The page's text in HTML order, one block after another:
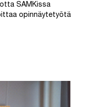
SAMKissa
opinnäytetyötä